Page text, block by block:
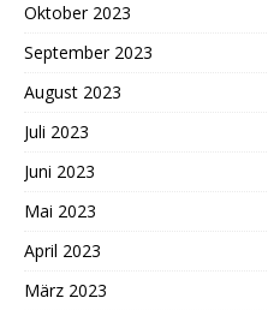
Oktober 2023
September 2023
August 2023
Juli 2023
Juni 2023
Mai 2023
April 2023
März 2023